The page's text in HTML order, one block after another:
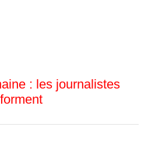
: les journalistes